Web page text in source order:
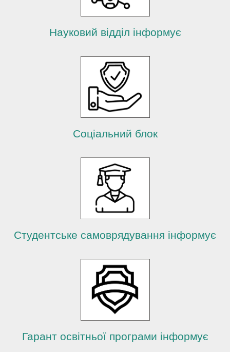
Науковий відділ інформує
Соціальний блок
Студентське самоврядування інформує
Гарант освітньої програми інформує